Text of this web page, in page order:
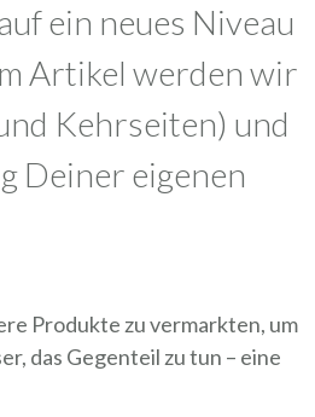
ein neues Niveau
Artikel werden wir
Kehrseiten) und
Deiner eigenen
Produkte zu vermarkten, um
das Gegenteil zu tun – eine